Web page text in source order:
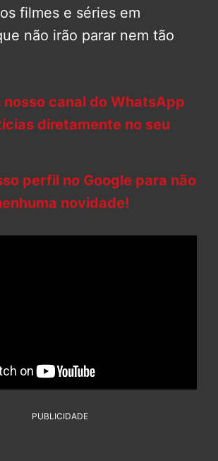
filmes e séries em
não irão parar nem tão
nosso canal do WhatsApp
diretamente no seu
perfil no Google para não
novidade!
PUBLICIDADE